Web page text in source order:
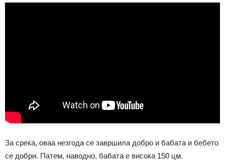
За среќа, оваа незгода се завршила добро и бабата и бебето
се добри. Патем, наводно, бабата е висока 150 цм.